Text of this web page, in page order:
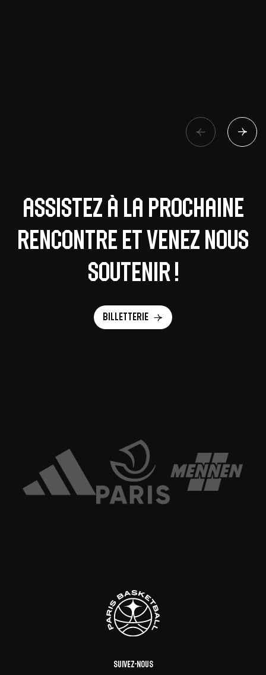
Assistez à la prochaine
rencontre et venez nous
soutenir !
Billetterie
Suivez-nous